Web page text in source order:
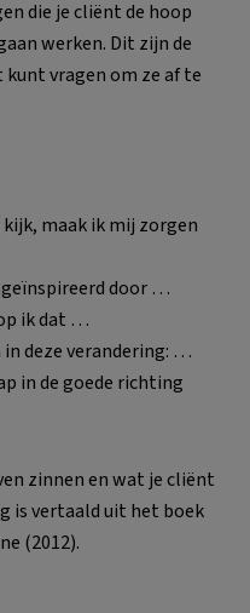
die je cliënt de hoop
werken. Dit zijn de
vragen om ze af te
maak ik mij zorgen
geïnspireerd door …
ik dat …
deze verandering: …
in de goede richting
zinnen en wat je cliënt
is vertaald uit het boek
(2012).